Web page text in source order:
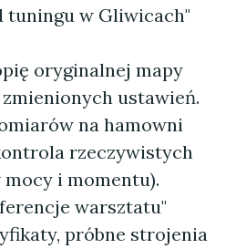
tuningu w Gliwicach"
oryginalnej mapy
zmienionych ustawień.
na hamowni
rzeczywistych
i momentu).
warsztatu"
próbne strojenia